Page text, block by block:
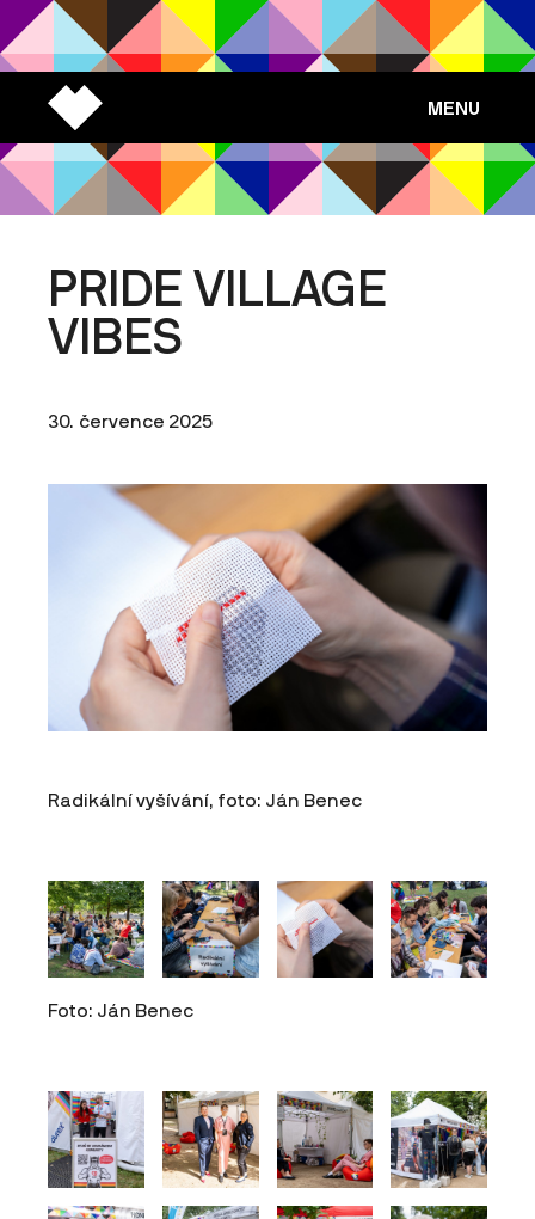
MENU
PRIDE VILLAGE
VIBES
30. července 2025
Radikální vyšívání, foto: Ján Benec
Foto: Ján Benec